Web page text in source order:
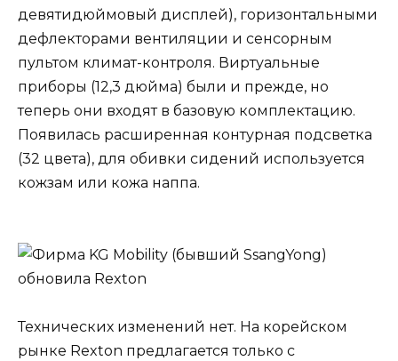
девятидюймовый дисплей), горизонтальными
дефлекторами вентиляции и сенсорным
пультом климат-контроля. Виртуальные
приборы (12,3 дюйма) были и прежде, но
теперь они входят в базовую комплектацию.
Появилась расширенная контурная подсветка
(32 цвета), для обивки сидений используется
кожзам или кожа наппа.
Технических изменений нет. На корейском
рынке Rexton предлагается только с